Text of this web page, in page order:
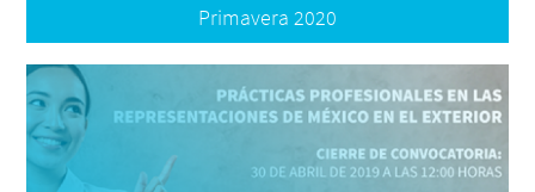
Primavera 2020